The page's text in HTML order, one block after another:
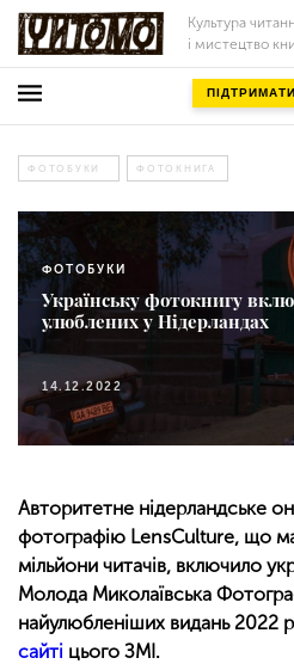
Культура
і мистецтво
ПІДТРИМАТИ
ФОТОБУКИ ФОТОКНИГА
ФОТОБУКИ
Українську фотокнигу
улюблених у Нідерландах
14.12.2022
Авторитетне нідерландське
фотографію LensCulture, що
мільйони читачів, включило
Молода Миколаївська
найулюбленіших видань 2022
сайті цього ЗМІ.